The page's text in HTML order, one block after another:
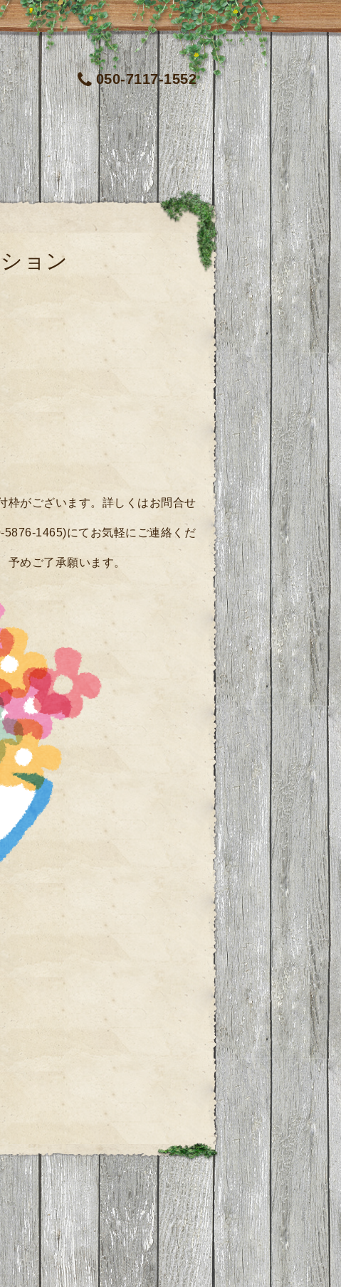
050-7117-1552
ョン
がございます。詳しくはお問合せ
1465)にてお気軽にご連絡くだ
めご了承願います。